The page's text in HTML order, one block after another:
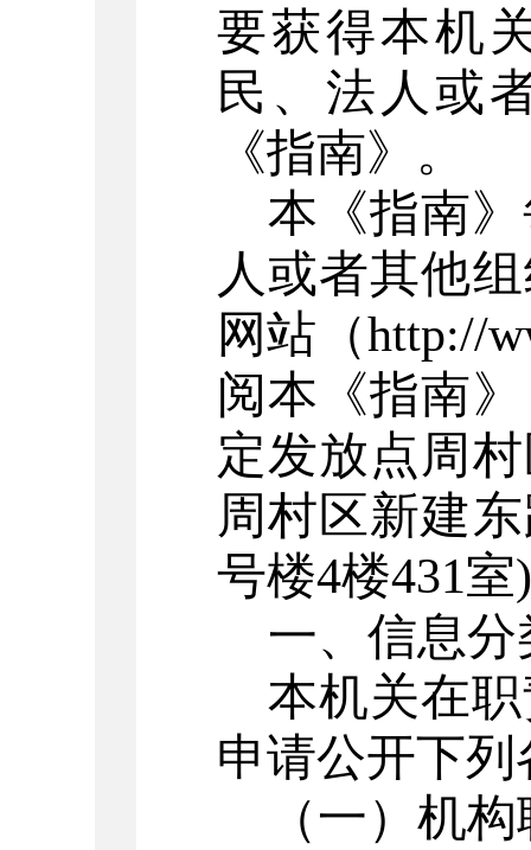
要获得本机
民、法人或
《指南》。
本《指南
人或者其他
网站（http://
阅本《指南
定发放点 周村
周村区新建
号楼4楼431室)
一、信息
本机关在
申请公开下
（一）机